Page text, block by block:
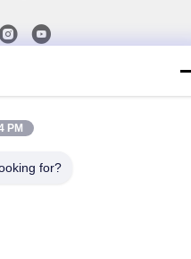
Co., Ltd. Tất cả. Tất cả
PM
for?